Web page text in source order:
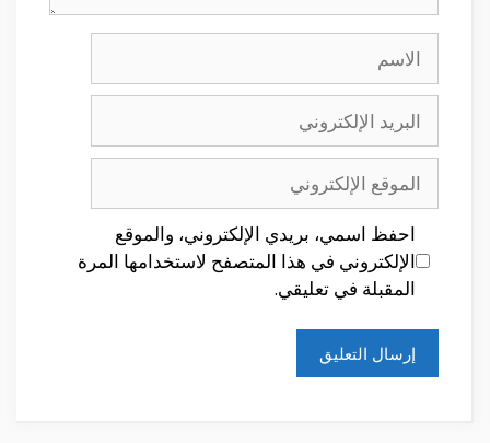
الإلكتروني
الإلكتروني
احفظ اسمي، بريدي الإلكتروني، والموقع
الإلكتروني في هذا المتصفح لاستخدامها المرة
المقبلة في تعليقي.